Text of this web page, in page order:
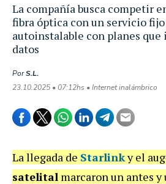
La compañía busca competir
fibra óptica con un servicio
autoinstalable con planes que
datos
PorS.L.
23.10.2025 • 07:12hs • Internet inalámbrico
La llegada de Starlinky el
satelital marcaron un antes y